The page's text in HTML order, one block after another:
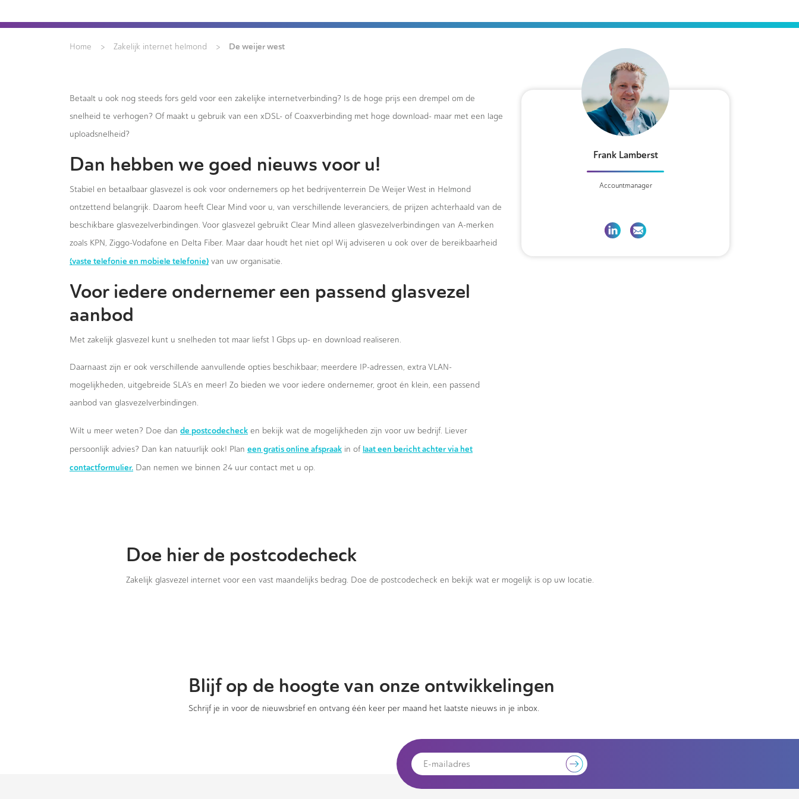
Home > Zakelijk internet helmond > De weijer west
Betaalt u ook nog steeds fors geld voor een zakelijke internetverbinding? Is de hoge prijs een drempel om de
snelheid te verhogen? Of maakt u gebruik van een xDSL- of Coaxverbinding met hoge download- maar met een lage
uploadsnelheid?
Dan hebben we goed nieuws voor u!
Stabiel en betaalbaar glasvezel is ook voor ondernemers op het bedrijventerrein De Weijer West in Helmond
ontzettend belangrijk. Daarom heeft Clear Mind voor u, van verschillende leveranciers, de prijzen achterhaald van de
beschikbare glasvezelverbindingen. Voor glasvezel gebruikt Clear Mind alleen glasvezelverbindingen van A-merken
zoals KPN, Ziggo-Vodafone en Delta Fiber. Maar daar houdt het niet op! Wij adviseren u ook over de bereikbaarheid
(vaste telefonie en mobiele telefonie) van uw organisatie.
Voor iedere ondernemer een passend glasvezel
aanbod
Met zakelijk glasvezel kunt u snelheden tot maar liefst 1 Gbps up- en download realiseren.
Daarnaast zijn er ook verschillende aanvullende opties beschikbaar; meerdere IP-adressen, extra VLAN-
mogelijkheden, uitgebreide SLA’s en meer! Zo bieden we voor iedere ondernemer, groot én klein, een passend
aanbod van glasvezelverbindingen.
Wilt u meer weten? Doe dan de postcodecheck en bekijk wat de mogelijkheden zijn voor uw bedrijf. Liever
persoonlijk advies? Dan kan natuurlijk ook! Plan een gratis online afspraak in of laat een bericht achter via het
contactformulier. Dan nemen we binnen 24 uur contact met u op.
Frank Lamberst
Accountmanager
Doe hier de postcodecheck
Zakelijk glasvezel internet voor een vast maandelijks bedrag. Doe de postcodecheck en bekijk wat er mogelijk is op uw locatie.
Blijf op de hoogte van onze ontwikkelingen
Schrijf je in voor de nieuwsbrief en ontvang één keer per maand het laatste nieuws in je inbox.